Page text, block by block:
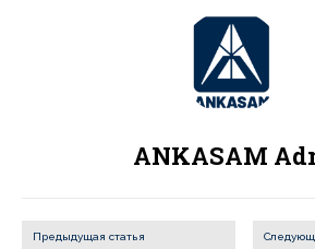
ANKASAM
Предыдущая статья